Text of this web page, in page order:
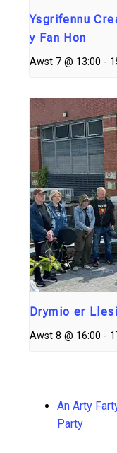
Ysgrifennu
y Fan Hon
Awst 7 @ 13:00 -
Drymio er
Awst 8 @ 16:00 -
An Arty
Party